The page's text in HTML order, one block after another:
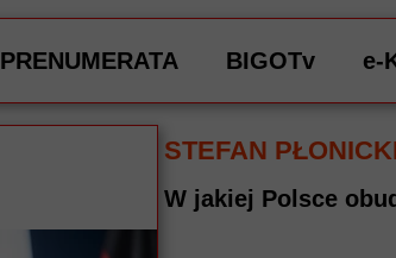
STEFAN
W jakiej Polsce
PRENUMERATA BIGOTv e-